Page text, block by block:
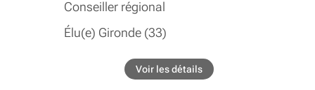
Voir les détails
Conseiller régional
Élu(e) Gironde (33)